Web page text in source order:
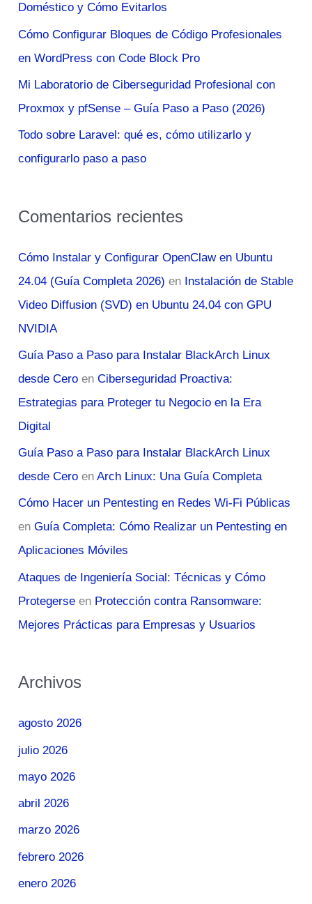
o
r
:
Doméstico y Cómo Evitarlos
Cómo Configurar Bloques de Código Profesionales
en WordPress con Code Block Pro
Mi Laboratorio de Ciberseguridad Profesional con
Proxmox y pfSense – Guía Paso a Paso (2026)
Todo sobre Laravel: qué es, cómo utilizarlo y
configurarlo paso a paso
Comentarios recientes
Cómo Instalar y Configurar OpenClaw en Ubuntu
24.04 (Guía Completa 2026) en Instalación de Stable
Video Diffusion (SVD) en Ubuntu 24.04 con GPU
NVIDIA
Guía Paso a Paso para Instalar BlackArch Linux
desde Cero enCiberseguridad Proactiva:
Estrategias para Proteger tu Negocio en la Era
Digital
Guía Paso a Paso para Instalar BlackArch Linux
desde Cero enArch Linux: Una Guía Completa
Cómo Hacer un Pentesting en Redes Wi-Fi Públicas
enGuía Completa: Cómo Realizar un Pentesting en
Aplicaciones Móviles
Ataques de Ingeniería Social: Técnicas y Cómo
Protegerse en Protección contra Ransomware:
Mejores Prácticas para Empresas y Usuarios
Archivos
agosto 2026
julio 2026
mayo 2026
abril 2026
marzo 2026
febrero 2026
enero 2026